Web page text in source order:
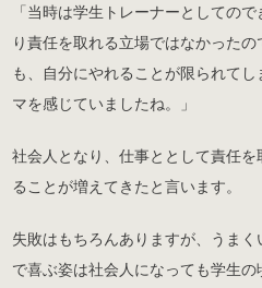
「当時は学生トレーナーとしての
り責任を取れる立場ではなかった
も、自分にやれることが限られて
マを感じていましたね。」
社会人となり、仕事ととして責任
ることが増えてきたと言います。
失敗はもちろんありますが、うま
で喜ぶ姿は社会人になっても学生